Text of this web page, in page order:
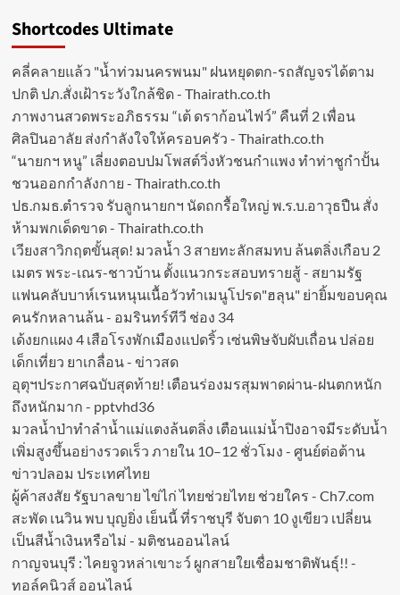
Shortcodes Ultimate
คลี่คลายแล้ว "น้ำท่วมนครพนม" ฝนหยุดตก-รถสัญจรได้ตาม
ปกติ ปภ.สั่งเฝ้าระวังใกล้ชิด - Thairath.co.th
ภาพงานสวดพระอภิธรรม “เต้ ดราก้อนไฟว์” คืนที่ 2 เพื่อน
ศิลปินอาลัย ส่งกำลังใจให้ครอบครัว - Thairath.co.th
“นายกฯ หนู” เลี่ยงตอบปมโพสต์วิ่งหัวชนกำแพง ทำท่าชูกำปั้น
ชวนออกกำลังกาย - Thairath.co.th
ปธ.กมธ.ตำรวจ รับลูกนายกฯ นัดถกรื้อใหญ่ พ.ร.บ.อาวุธปืน สั่ง
ห้ามพกเด็ดขาด - Thairath.co.th
เวียงสาวิกฤตขั้นสุด! มวลน้ำ 3 สายทะลักสมทบ ล้นตลิ่งเกือบ 2
เมตร พระ-เณร-ชาวบ้าน ตั้งแนวกระสอบทรายสู้ - สยามรัฐ
แฟนคลับบาห์เรนหนุนเนื้อวัวทำเมนูโปรด"ฮลุน" ย่ายิ้มขอบคุณ
คนรักหลานล้น - อมรินทร์ทีวี ช่อง 34
เด้งยกแผง 4 เสือโรงพักเมืองแปดริ้ว เซ่นพิษจับผับเถื่อน ปล่อย
เด็กเที่ยว ยาเกลื่อน - ข่าวสด
อุตุฯประกาศฉบับสุดท้าย! เตือนร่องมรสุมพาดผ่าน-ฝนตกหนัก
ถึงหนักมาก - pptvhd36
มวลน้ำป่าทำลำน้ำแม่แตงล้นตลิ่ง เตือนแม่น้ำปิงอาจมีระดับน้ำ
เพิ่มสูงขึ้นอย่างรวดเร็ว ภายใน 10–12 ชั่วโมง - ศูนย์ต่อต้าน
ข่าวปลอม ประเทศไทย
ผู้ค้าสงสัย รัฐบาลขาย ไข่ไก่ ไทยช่วยไทย ช่วยใคร - Ch7.com
สะพัด เนวิน พบ บุญยิ่ง เย็นนี้ ที่ราชบุรี จับตา 10 งูเขียว เปลี่ยน
เป็นสีน้ำเงินหรือไม่ - มติชนออนไลน์
กาญจนบุรี : ไคยจูวหล่าเขาะว์ ผูกสายใยเชื่อมชาติพันธุ์!! -
ทอล์คนิวส์ ออนไลน์